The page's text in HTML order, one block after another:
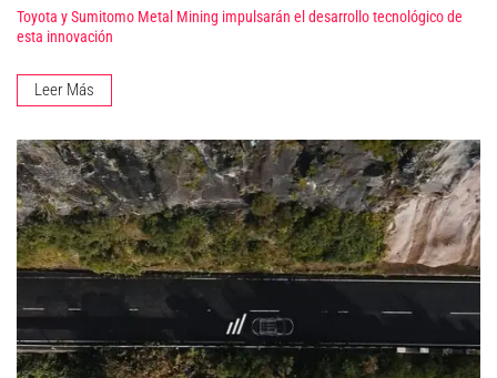
Toyota y Sumitomo Metal Mining impulsarán el desarrollo tecnológico de
esta innovación
Leer Más